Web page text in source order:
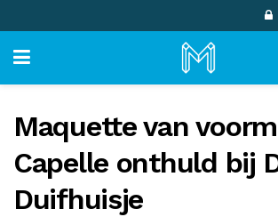
Maquette van
Capelle onthuld bij
Duifhuisje